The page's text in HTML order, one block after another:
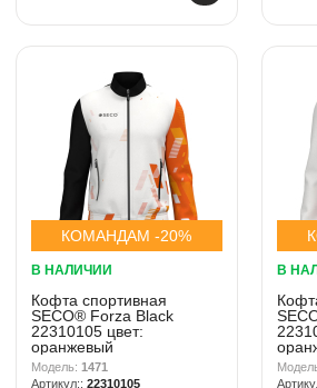
КОМАНДАМ -20%
В НАЛИЧИИ
Кофта спортивная
SECO® Forza Black
22310105 цвет:
оранжевый
1471
22310105
В